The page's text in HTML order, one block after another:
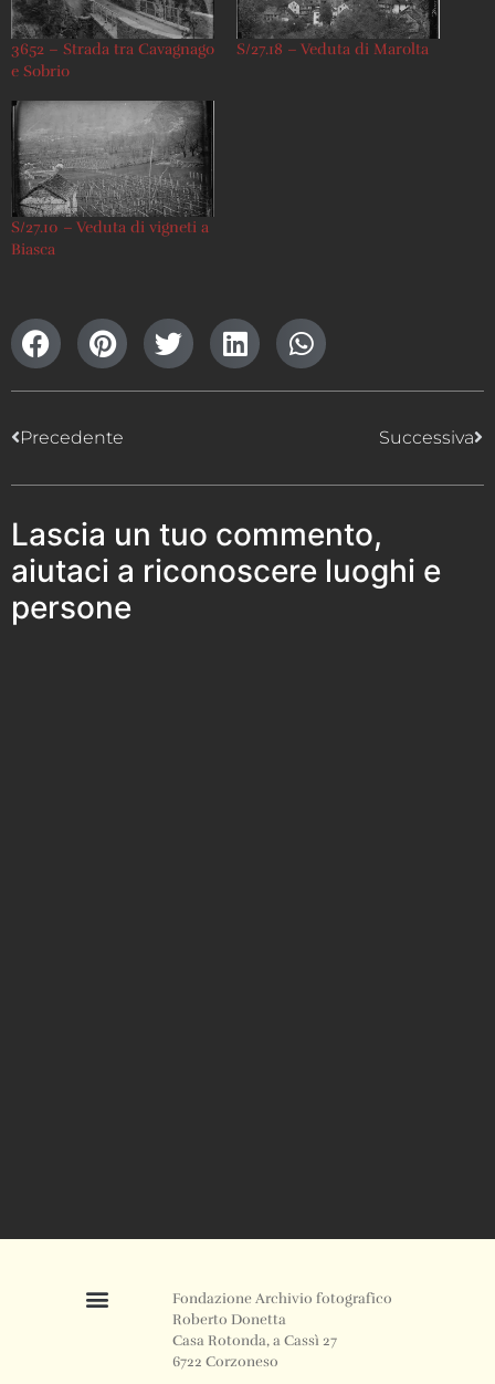
3652 – Strada tra Cavagnago
e Sobrio
S/27.18 – Veduta di Marolta
S/27.10 – Veduta di vigneti a
Biasca
Precedente Successiva
Lascia un tuo commento,
aiutaci a riconoscere luoghi e
persone
Fondazione Archivio fotografico
Roberto Donetta
Casa Rotonda, a Cassì 27
6722 Corzoneso